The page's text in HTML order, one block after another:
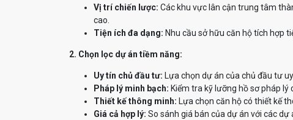
Vị trí chiến lược: Các khu vực lân cận trung tâm
cao.
Tiện ích đa dạng: Nhu cầu sở hữu căn hộ tích hợp
2. Chọn lọc dự án tiềm năng:
Uy tín chủ đầu tư: Lựa chọn dự án của chủ đầu tư
Pháp lý minh bạch: Kiểm tra kỹ lưỡng hồ sơ pháp
Thiết kế thông minh: Lựa chọn căn hộ có thiết kế
Giá cả hợp lý: So sánh giá bán của dự án với các